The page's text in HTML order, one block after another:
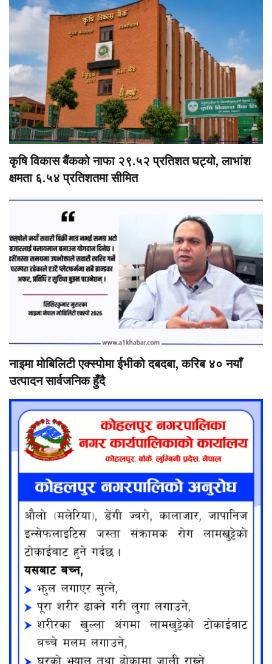
कृषि विकास बैंकको नाफा २९.५२ प्रतिशत घट्यो, लाभांश
क्षमता ६.५४ प्रतिशतमा सीमित
नाइमा मोबिलिटी एक्स्पोमा ईभीको दबदबा, करिब ४० नयाँ
उत्पादन सार्वजनिक हुँदै